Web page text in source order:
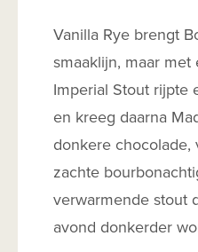
Vanilla Rye brengt
smaaklijn, maar
Imperial Stout rijpte
en kreeg daarna
donkere
zachte
verwarmende stout
avond donkerder